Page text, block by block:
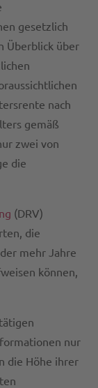
gesetzlich
Überblick über
nach
gemäß
zwei von
die
(DRV)
die
mehr Jahre
können,
nur
die Höhe ihrer